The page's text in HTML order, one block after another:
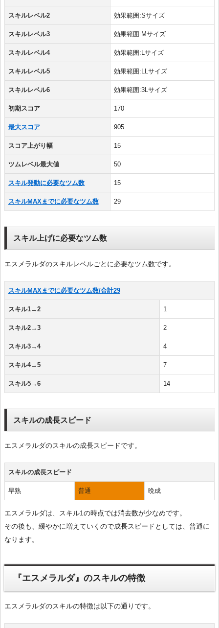
スキルレベル2 効果範囲:Sサイズ
スキルレベル3 効果範囲:Mサイズ
スキルレベル4 効果範囲:Lサイズ
スキルレベル5 効果範囲:LLサイズ
スキルレベル6 効果範囲:3Lサイズ
初期スコア 170
最大スコア 905
スコア上がり幅 15
ツムレベル最大値 50
スキル発動に必要なツム数 15
スキルMAXまでに必要なツム数 29
スキル上げに必要なツム数
エスメラルダのスキルレベルごとに必要なツム数です。
スキルMAXまでに必要なツム数/合計29
スキル1→2 1
スキル2→3 2
スキル3→4 4
スキル4→5 7
スキル5→6 14
スキルの成長スピード
エスメラルダのスキルの成長スピードです。
スキルの成長スピード
早熟 普通 晩成
エスメラルダは、スキル1の時点では消去数が少なめです。
その後も、緩やかに増えていくので成長スピードとしては、普通に
なります。
『エスメラルダ』のスキルの特徴
エスメラルダのスキルの特徴は以下の通りです。